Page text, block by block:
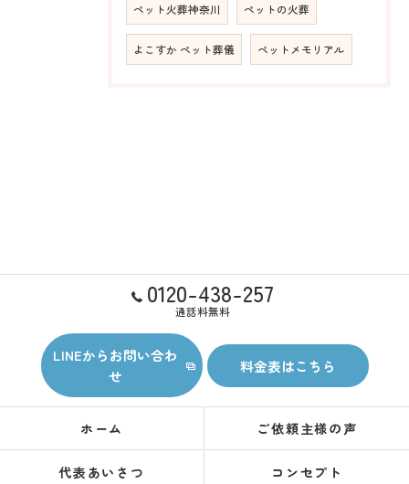
ペット火葬神奈川 ペットの火葬
よこすか ペット葬儀 ペットメモリアル
0120-438-257
通話料無料
LINEからお問い合わ
せ
料金表はこちら
ホーム ご依頼主様の声
代表あいさつ コンセプト